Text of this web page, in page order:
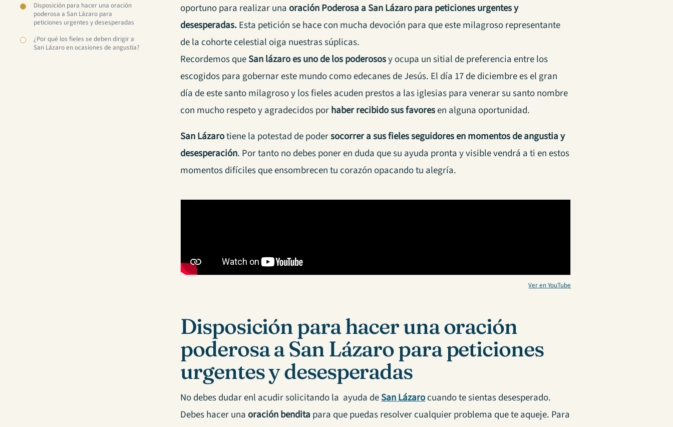
Disposición para hacer una oración
poderosa a San Lázaro para
peticiones urgentes y desesperadas
¿Por qué los fieles se deben dirigir a
San Lázaro en ocasiones de angustia?
oportuno para realizar una oración Poderosa a San Lázaro para peticiones urgentes y
desesperadas.Esta petición se hace con mucha devoción para que este milagroso representante
de la cohorte celestial oiga nuestras súplicas.
Recordemos queSan lázaro es uno de los poderososy ocupa un sitial de preferencia entre los
escogidos para gobernar este mundo como edecanes de Jesús. El día 17 de diciembre es el gran
día de este santo milagroso y los fieles acuden prestos a las iglesias para venerar su santo nombre
con mucho respeto y agradecidos porhaber recibido sus favoresen alguna oportunidad.
San Lázarotiene la potestad de podersocorrer a sus fieles seguidores en momentos de angustia y
desesperación. Por tanto no debes poner en duda que su ayuda pronta y visible vendrá a ti en estos
momentos difíciles que ensombrecen tu corazón opacando tu alegría.
Ver en YouTube
Disposición para hacer una oración
poderosa a San Lázaro para peticiones
urgentes y desesperadas
No debes dudar enl acudir solicitando la ayuda deSan Lázarocuando te sientas desesperado.
Debes hacer una oración bendita para que puedas resolver cualquier problema que te aqueje. Para